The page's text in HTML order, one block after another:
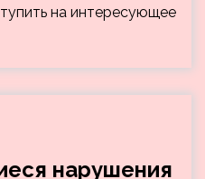
на интересующее
нарушения